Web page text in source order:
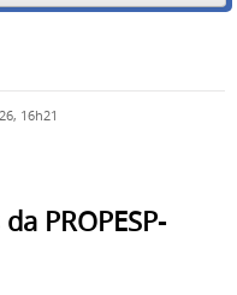
16h21
PROPESP-